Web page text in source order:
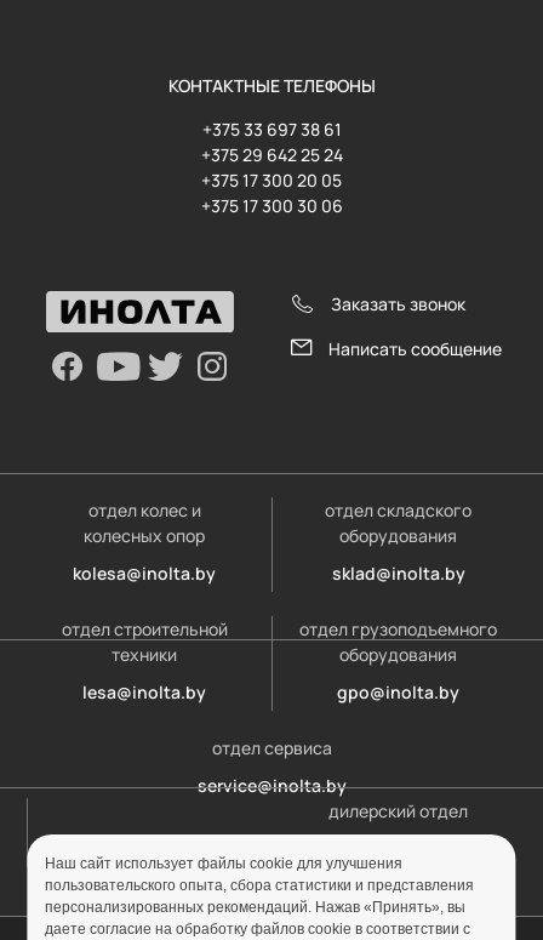
КОНТАКТНЫЕ ТЕЛЕФОНЫ
+375 33 697 38 61
+375 29 642 25 24
+375 17 300 20 05
+375 17 300 30 06
Заказать звонок
Написать сообщение
отдел колес и
колесных опор
kolesa@inolta.by
отдел складского
оборудования
sklad@inolta.by
отдел строительной
техники
lesa@inolta.by
отдел грузоподъемного
оборудования
gpo@inolta.by
отдел сервиса
service@inolta.by
дилерский отдел
Наш сайт использует файлы cookie для улучшения
пользовательского опыта, сбора статистики и представления
персонализированных рекомендаций. Нажав «Принять», вы
даете согласие на обработку файлов cookie в соответствии с